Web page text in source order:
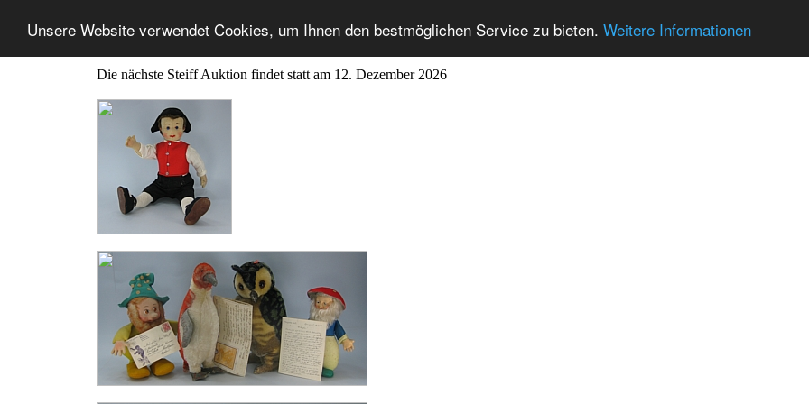
Unsere Website verwendet Cookies, um Ihnen den bestmöglichen Service zu bieten. Weitere Informationen
Die nächste Steiff Auktion findet statt am 12. Dezember 2026